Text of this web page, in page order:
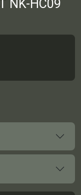
NK-HC09